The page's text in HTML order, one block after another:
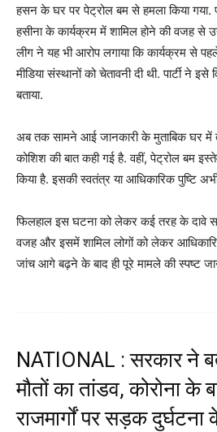
हसन के घर पर पेट्रोल बम से हमला किया गया.
हसीना के कार्यक्रम में शामिल होने की वजह से
लीग ने यह भी आरोप लगाया कि कार्यक्रम से
मीडिया संस्थानों को चेतावनी दी थी. पार्टी ने इसे
बताया.
अब तक सामने आई जानकारी के मुताबिक घर
कोशिश की बात कही गई है. वहीं, पेट्रोल बम
किया है. इसकी स्वतंत्र या आधिकारिक पुष्टि
फिलहाल इस घटना को लेकर कई तरह के दावे
वजह और इसमें शामिल लोगों को लेकर
जांच आगे बढ़ने के बाद ही पूरे मामले की स्पष्ट
NATIONAL : सरकार ने
मौतों का तांडव, कोरोना के
राजमार्गों पर सड़क